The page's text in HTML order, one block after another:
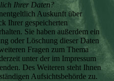
Ihrer Daten?
Auskunft über
Ihrer gespeicherten
Sie haben außerdem ein
oder Löschung dieser Daten
Fragen zum Thema
unter der im Impressum
Des Weiteren steht Ihnen
Aufsichtsbehörde zu.